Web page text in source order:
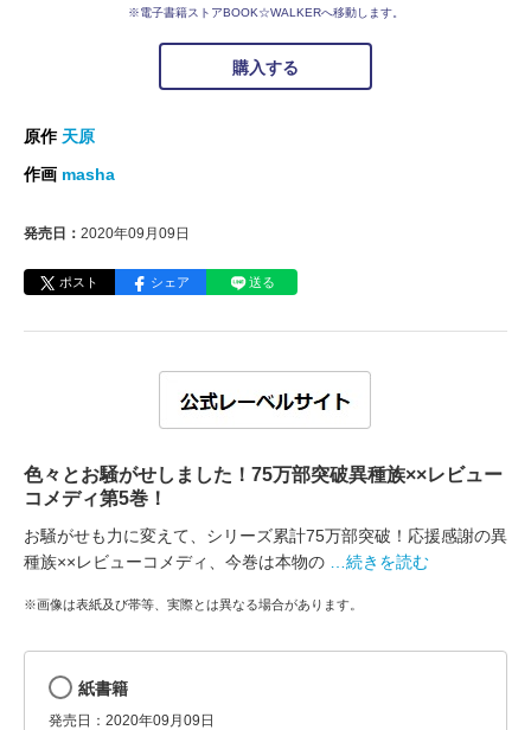
※電子書籍ストアBOOK☆WALKERへ移動します。
購入する
原作 天原
作画 masha
発売日： 2020年09月09日
ポスト シェア 送る
色々とお騒がせしました！75万部突破異種族××レビュー
コメディ第5巻！
お騒がせも力に変えて、シリーズ累計75万部突破！応援感謝の異
種族××レビューコメディ、今巻は本物の
…続きを読む
※画像は表紙及び帯等、実際とは異なる場合があります。
紙書籍
発売日：2020年09月09日